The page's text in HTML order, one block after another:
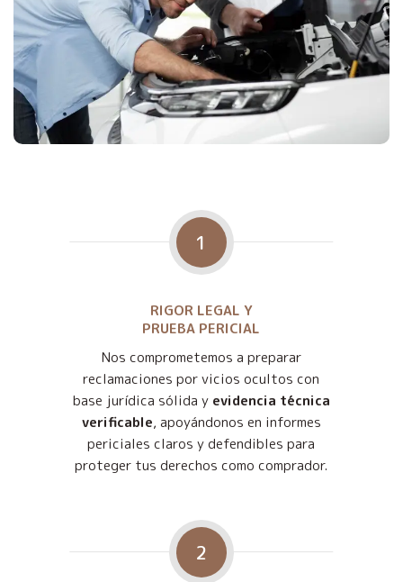
1
RIGOR LEGAL Y
PRUEBA PERICIAL
Nos comprometemos a preparar
reclamaciones por vicios ocultos con
base jurídica sólida y evidencia técnica
verificable, apoyándonos en informes
periciales claros y defendibles para
proteger tus derechos como comprador.
2